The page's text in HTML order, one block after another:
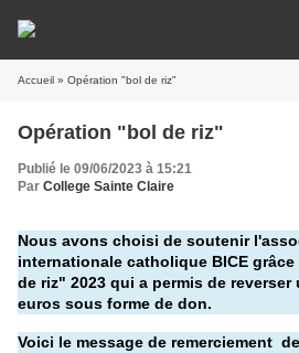
Accueil » Opération "bol de riz"
Opération "bol de riz"
Publié le 09/06/2023 à 15:21
Par College Sainte Claire
Nous avons choisi de soutenir
internationale catholique BICE
de riz" 2023 qui a permis de reverser
euros sous forme de don.
Voici le message de remerciement de